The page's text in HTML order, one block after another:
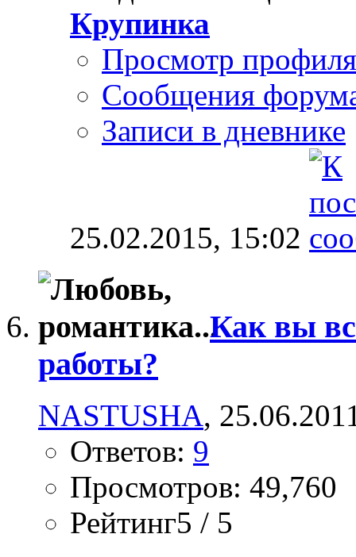
Крупинка
Просмотр профиля
Сообщения
Записи в дневнике
25.02.2015, 15:02
Как вы
работы?
NASTUSHA,
Ответов: 9
Просмотров: 49,760
Рейтинг5 / 5